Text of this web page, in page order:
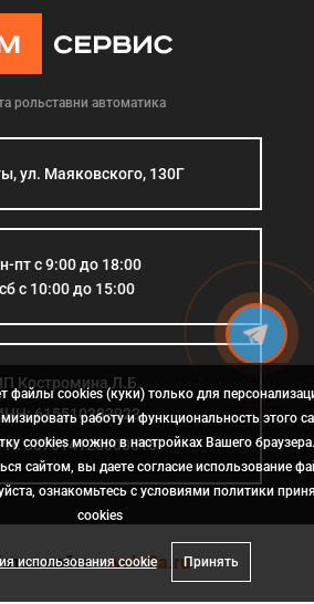
рольставни автоматика
ул. Маяковского, 130Г
пт с 9:00 до 18:00
сб с 10:00 до 15:00
Костромина Л.Б.
615510383923
307614126000015
сайта- web-2a.ru
файлы cookies (куки) только для
работу и функциональность этого
cookies можно в настройках Вашего браузера.
сайтом, вы даете согласие использование
ознакомьтесь с условиями политики
сookies
использования cookie Принять